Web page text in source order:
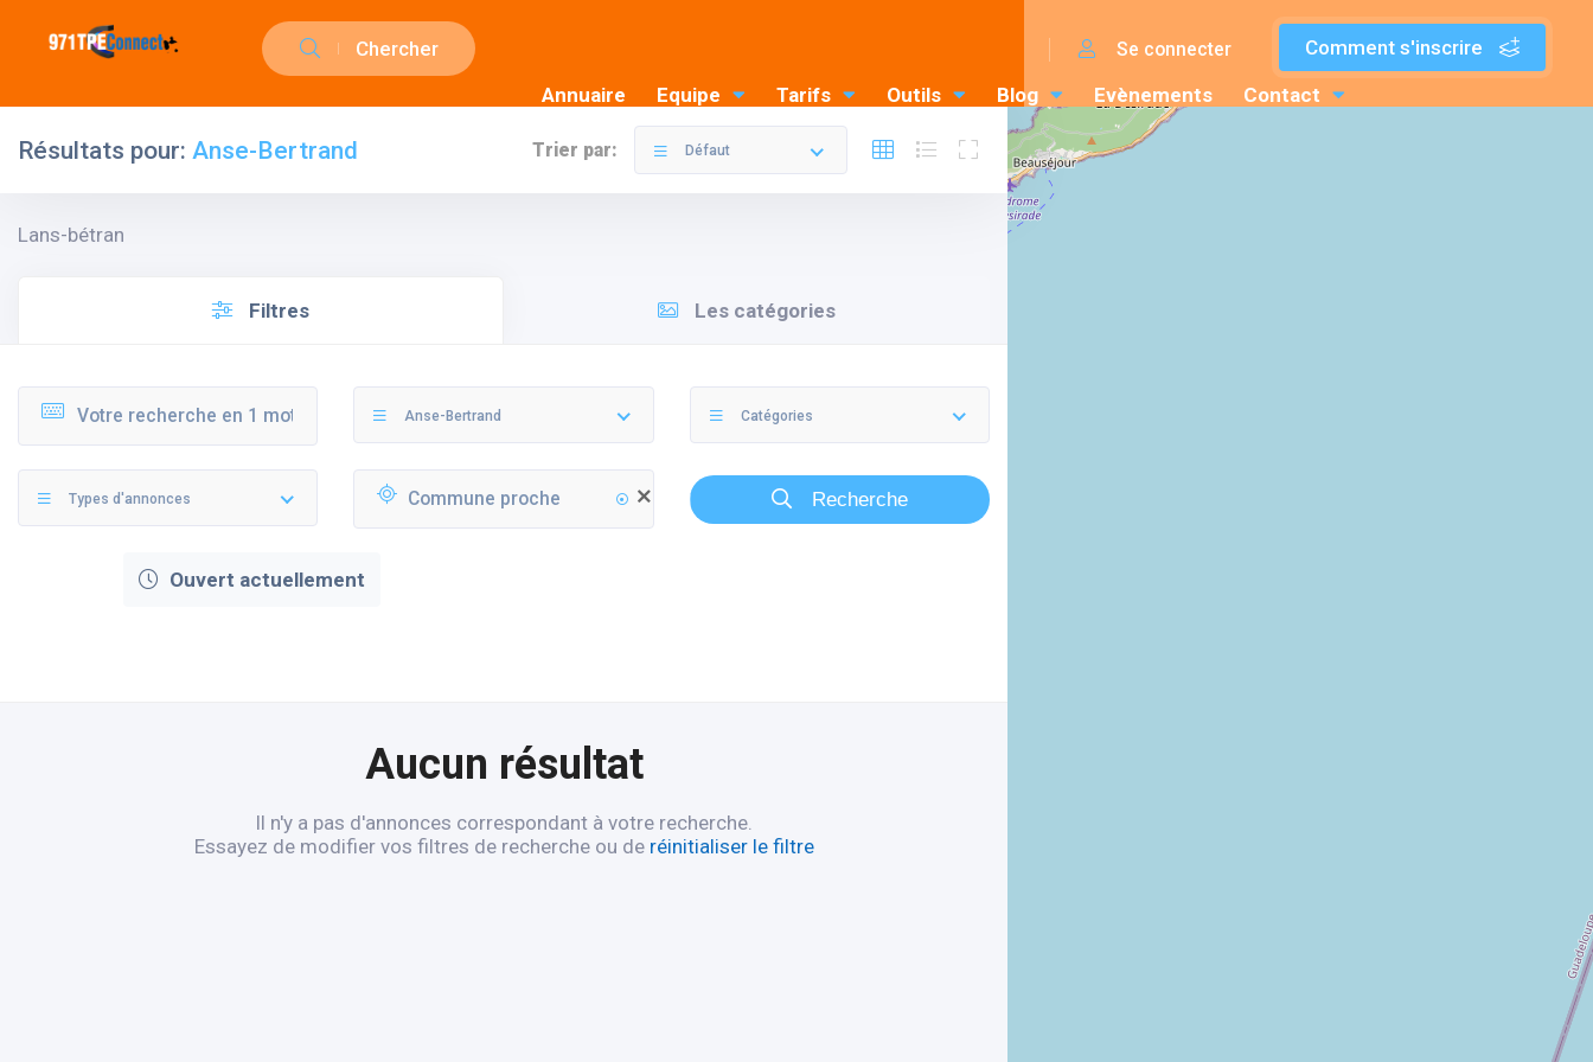
Chercher Comment s'inscrire
Se connecter
Annuaire Equipe Tarifs Outils Blog Evènements Contact
Résultats pour: Anse-Bertrand Trier par: Défaut
Lans-bétran
Filtres Les catégories
Anse-Bertrand Catégories
Types d'annonces Recherche
Ouvert actuellement
Aucun résultat
Il n'y a pas d'annonces correspondant à votre recherche.
Essayez de modifier vos filtres de recherche ou de réinitialiser le filtre